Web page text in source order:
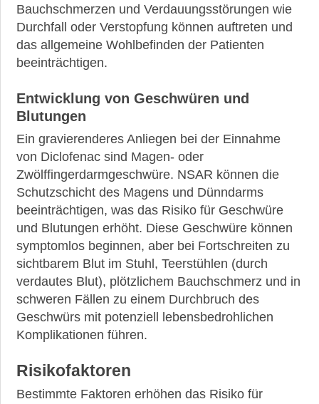
Bauchschmerzen und Verdauungsstörungen wie
Durchfall oder Verstopfung können auftreten und
das allgemeine Wohlbefinden der Patienten
beeinträchtigen.
Entwicklung von Geschwüren und
Blutungen
Ein gravierenderes Anliegen bei der Einnahme
von Diclofenac sind Magen- oder
Zwölffingerdarmgeschwüre. NSAR können die
Schutzschicht des Magens und Dünndarms
beeinträchtigen, was das Risiko für Geschwüre
und Blutungen erhöht. Diese Geschwüre können
symptomlos beginnen, aber bei Fortschreiten zu
sichtbarem Blut im Stuhl, Teerstühlen (durch
verdautes Blut), plötzlichem Bauchschmerz und in
schweren Fällen zu einem Durchbruch des
Geschwürs mit potenziell lebensbedrohlichen
Komplikationen führen.
Risikofaktoren
Bestimmte Faktoren erhöhen das Risiko für
►
News
►
Symptome
►
Diagnostik
►
Therapien
►
Krankheiten
►
Medikamente